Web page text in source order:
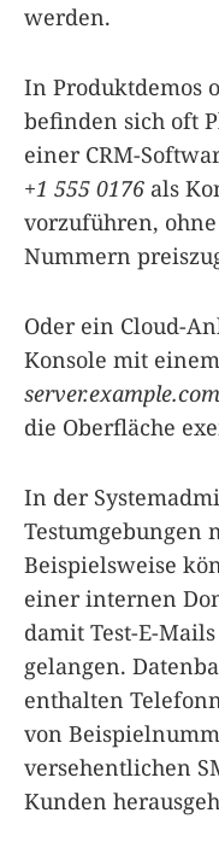
werden.
In Produktdemos
befinden sich oft
einer CRM-
+1 555 0176 als
vorzuführen,
Nummern
Oder ein Cloud-
Konsole mit
server.example.com
die Oberfläche
In der
Testumgebungen
Beispielsweise
einer internen
damit Test-E-
gelangen.
enthalten
von
versehentlichen
Kunden